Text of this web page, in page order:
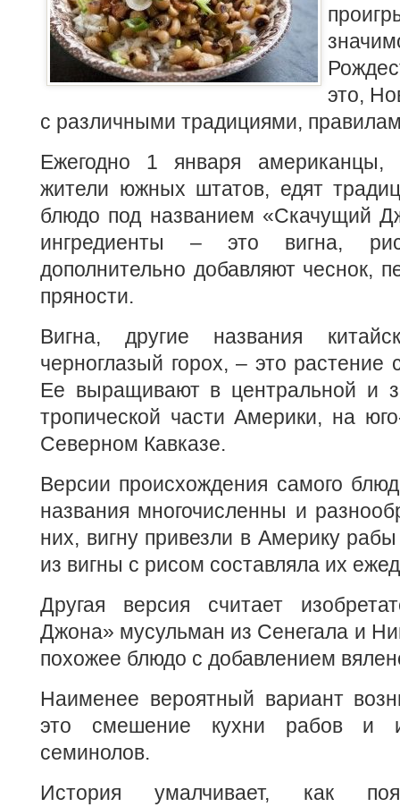
это,
с различными традициями,
Ежегодно 1 января американцы,
жители южных штатов, едят
блюдо под названием «Скачущий
ингредиенты – это вигна,
дополнительно добавляют чеснок,
пряности.
Вигна, другие названия
черноглазый горох, – это растение
Ее выращивают в центральной и
тропической части Америки, на
Северном Кавказе.
Версии происхождения самого
названия многочисленны и
них, вигну привезли в Америку
из вигны с рисом составляла их
Другая версия считает
Джона» мусульман из Сенегала и
похожее блюдо с добавлением
Наименее вероятный вариант
это смешение кухни рабов и
семинолов.
История умалчивает, как